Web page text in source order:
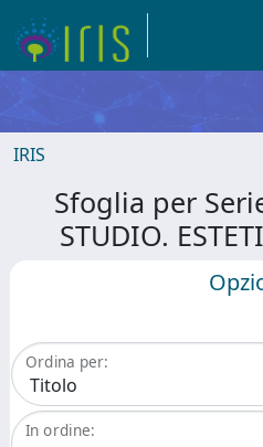
IRIS
Sfoglia per
STUDIO.
Ordina per:
In ordine: